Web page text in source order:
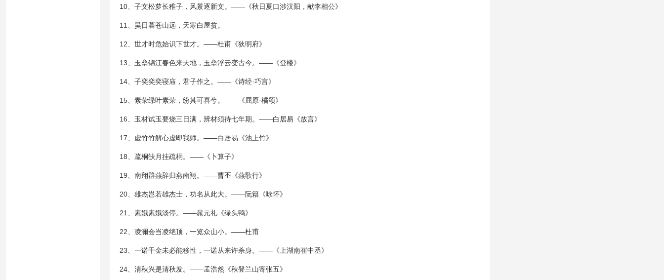
10、子文松萝长稚子，风景逐新文。——《秋日夏口涉汉阳，献李相公》
11、昊日暮苍山远，天寒白屋贫。
12、世才时危始识下世才。——杜甫《狄明府》
13、玉垒锦江春色来天地，玉垒浮云变古今。——《登楼》
14、子奕奕奕寝庙，君子作之。——《诗经·巧言》
15、素荣绿叶素荣，纷其可喜兮。——《屈原·橘颂》
16、玉材试玉要烧三日满，辨材须待七年期。——白居易《放言》
17、虚竹竹解心虚即我师。——白居易《池上竹》
18、疏桐缺月挂疏桐。——《卜算子》
19、南翔群燕辞归燕南翔。——曹丕《燕歌行》
20、雄杰岂若雄杰士，功名从此大。——阮籍《咏怀》
21、素娥素娥淡停。——晁元礼《绿头鸭》
22、凌澜会当凌绝顶，一览众山小。——杜甫
23、一诺千金未必能移性，一诺从来许杀身。——《上湖南崔中丞》
24、清秋兴是清秋发。——孟浩然《秋登兰山寄张五》